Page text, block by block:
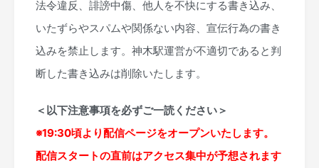
法令違反、誹謗中傷、他人を不快にする書き込み、
いたずらやスパムや関係ない内容、宣伝行為の書き
込みを禁止します。神木駅運営が不適切であると判
断した書き込みは削除いたします。
＜以下注意事項を必ずご一読ください＞
※19:30頃より配信ページをオープンいたします。
配信スタートの直前はアクセス集中が予想されます